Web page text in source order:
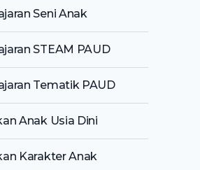
Seni Anak
STEAM PAUD
Tematik PAUD
Anak Usia Dini
Karakter Anak